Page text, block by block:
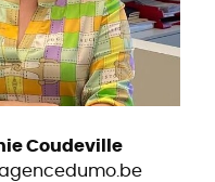
Coudeville